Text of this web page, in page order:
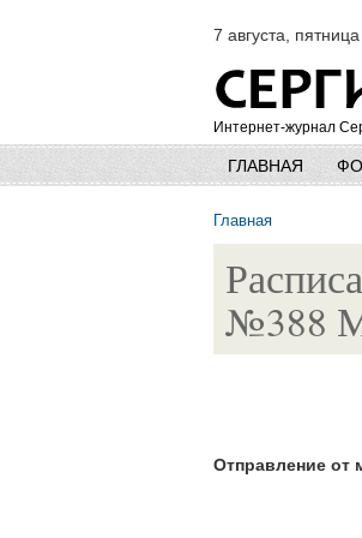
7 августа, пятница
Интернет-журнал
ГЛАВНАЯ
Главная
№388
Отправление от